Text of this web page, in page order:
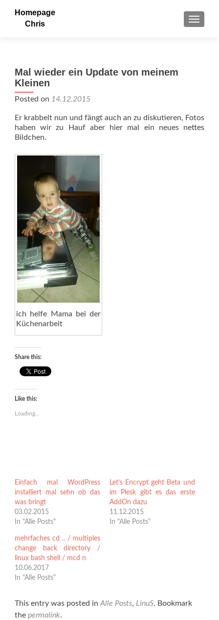
Homepage
Chris
Mal wieder ein Update von meinem
Kleinen
Posted on 14.12.2015
Er krabbelt nun und fängt auch an zu diskutieren, Fotos
haben wir zu Hauf aber hier mal ein neues nettes
Bildchen.
ich helfe Mama bei der
Küchenarbeit
Share this:
Like this:
Loading...
Einfach mal WordPress
installiert mal sehn ob das
was bringt
03.02.2015
In "Alle Posts"
Let’s Encrypt geht Beta und
im Plesk gibt es das erste
AddOn dazu
11.12.2015
In "Alle Posts"
mehrfaches cd .. / multiples
change back directory /
linux bash shell / mcd n
10.06.2017
In "Alle Posts"
This entry was posted in Alle Posts, LinuS. Bookmark
the permalink.